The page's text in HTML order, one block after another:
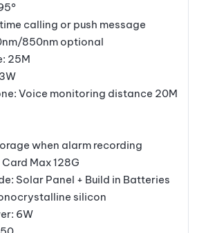
calling or push message
850nm optional
25M
Voice monitoring distance 20M
when alarm recording
Max 128G
Solar Panel + Build in Batteries
silicon
6W